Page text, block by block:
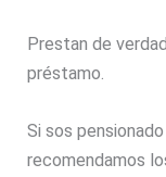
Prestan de
préstamo.
Si sos
recomendamos